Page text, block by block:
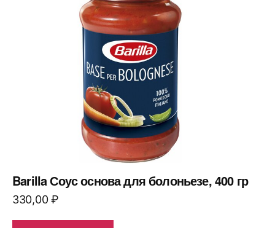
Barilla Соус основа для болоньезе, 400 гр
330,00₽